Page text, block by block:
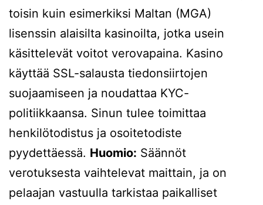
toisin kuin esimerkiksi Maltan (MGA)
lisenssin alaisilta kasinoilta, jotka usein
käsittelevät voitot verovapaina. Kasino
käyttää SSL-salausta tiedonsiirtojen
suojaamiseen ja noudattaa KYC-
politiikkaansa. Sinun tulee toimittaa
henkilötodistus ja osoitetodiste
pyydettäessä. Huomio: Säännöt
verotuksesta vaihtelevat maittain, ja on
pelaajan vastuulla tarkistaa paikalliset